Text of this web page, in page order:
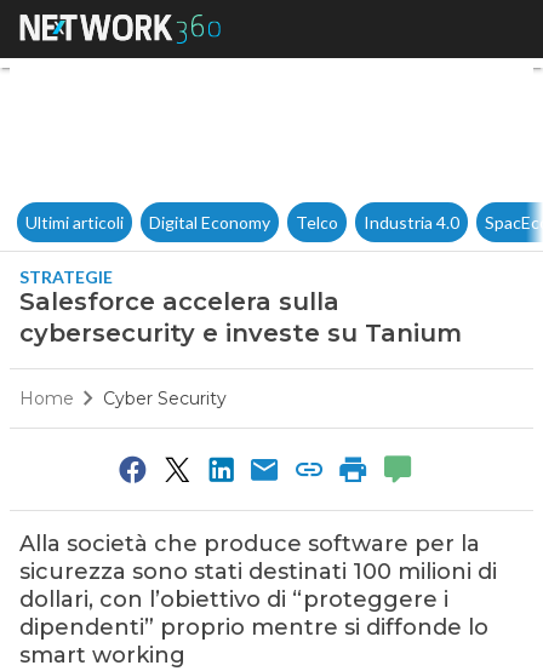
Salesforce accelera sulla
Ultimi articoli Digital Economy Telco Industria 4.0
STRATEGIE
Salesforce accelera sulla
cybersecurity e investe su Tanium
Home Cyber Security
Alla società che produce software per la
sicurezza sono stati destinati 100 milioni di
dollari, con l’obiettivo di “proteggere i
dipendenti” proprio mentre si diffonde lo
smart working